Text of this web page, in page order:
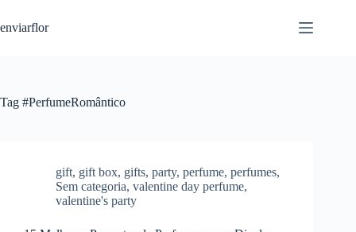
k
c
enviarflor
Tag #PerfumeRomântico
gift, gift box, gifts, party, perfume, perfumes,
Sem categoria, valentine day perfume,
valentine's party